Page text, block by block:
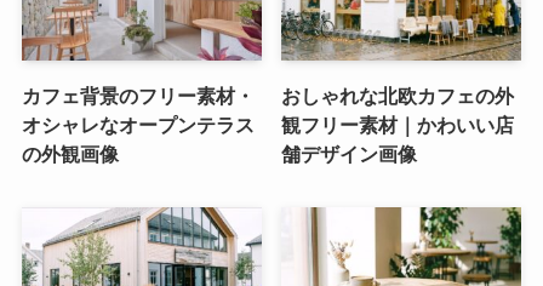
カフェ背景のフリー素材・
オシャレなオープンテラス
の外観画像
おしゃれな北欧カフェの外
観フリー素材｜かわいい店
舗デザイン画像